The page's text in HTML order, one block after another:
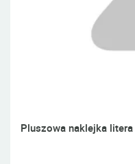
Pluszowa naklejka